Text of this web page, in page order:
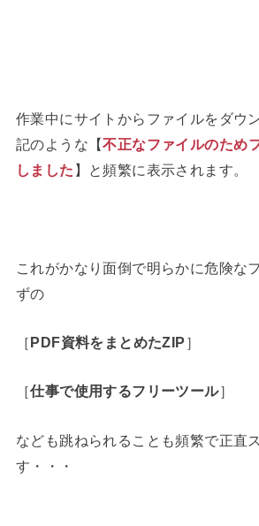
作業中にサイトからファイルをダウ
記のような【不正なファイルのため
しました 】と頻繁に表示されます。
これがかなり面倒で明らかに危険な
ずの
［PDF資料をまとめたZIP ］
［仕事で使用するフリーツール］
なども跳ねられることも頻繁で正直
す・・・